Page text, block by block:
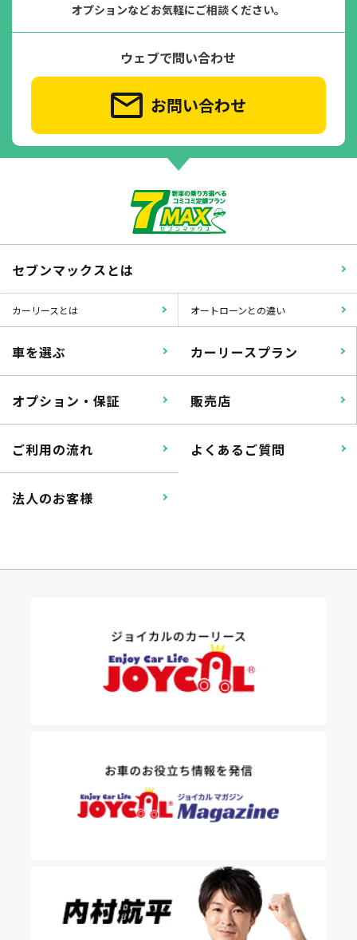
オプションなどお気軽にご相談ください。
ウェブで問い合わせ
お問い合わせ
セブンマックスとは
カーリースとは オートローンとの違い
車を選ぶ カーリースプラン
オプション・保証 販売店
ご利用の流れ よくあるご質問
法人のお客様